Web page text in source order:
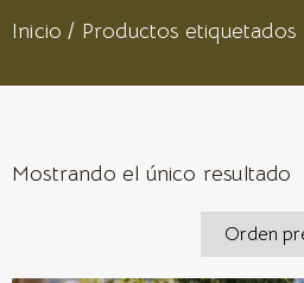
Inicio / Productos etiquetados
Mostrando el único resultado